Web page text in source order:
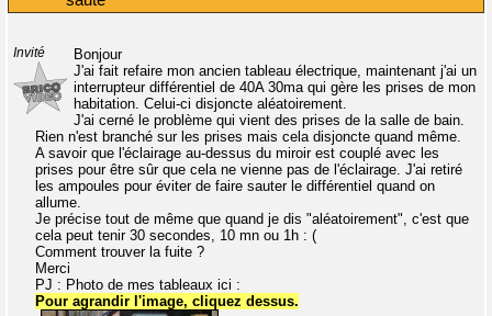
Invité
Bonjour
J'ai fait refaire mon ancien tableau électrique, maintenant j'ai un
interrupteur différentiel de 40A 30ma qui gère les prises de mon
habitation. Celui-ci disjoncte aléatoirement.
J'ai cerné le problème qui vient des prises de la salle de bain.
Rien n'est branché sur les prises mais cela disjoncte quand même.
A savoir que l'éclairage au-dessus du miroir est couplé avec les
prises pour être sûr que cela ne vienne pas de l'éclairage. J'ai retiré
les ampoules pour éviter de faire sauter le différentiel quand on
allume.
Je précise tout de même que quand je dis "aléatoirement", c'est que
cela peut tenir 30 secondes, 10 mn ou 1h : (
Comment trouver la fuite ?
Merci
PJ : Photo de mes tableaux ici :
Pour agrandir l'image, cliquez dessus.